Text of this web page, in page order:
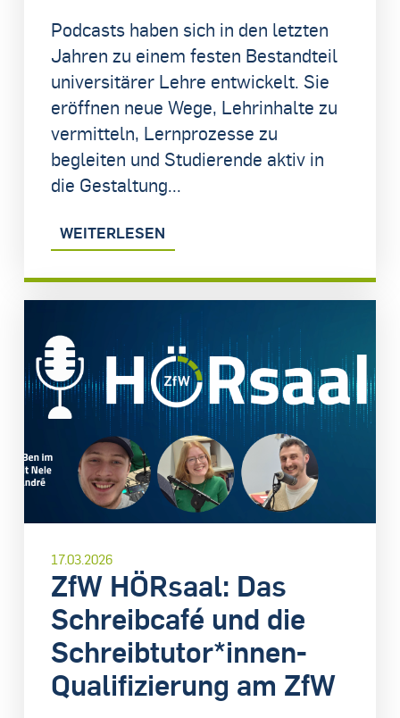
Podcasts haben sich in den letzten
Jahren zu einem festen Bestandteil
universitärer Lehre entwickelt. Sie
eröffnen neue Wege, Lehrinhalte zu
vermitteln, Lernprozesse zu
begleiten und Studierende aktiv in
die Gestaltung...
WEITERLESEN
17.03.2026
ZfW HÖRsaal: Das
Schreibcafé und die
Schreibtutor*innen-
Qualifizierung am ZfW